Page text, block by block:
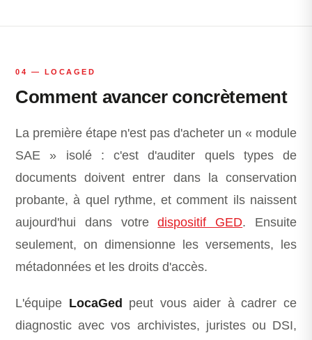
04 — LOCAGED
Comment avancer concrètement
La première étape n'est pas d'acheter un « module
SAE » isolé : c'est d'auditer quels types de
documents doivent entrer dans la conservation
probante, à quel rythme, et comment ils naissent
aujourd'hui dans votredispositif GED. Ensuite
seulement, on dimensionne les versements, les
métadonnées et les droits d'accès.
L'équipe LocaGed
peut vous aider à cadrer ce
diagnostic avec vos archivistes, juristes ou DSI,